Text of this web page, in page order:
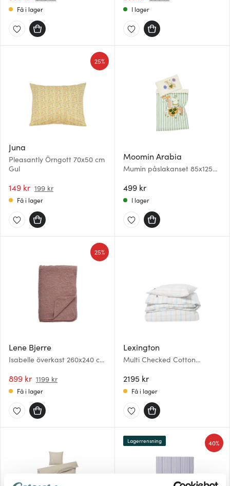
Få i lager I lager
Juna
Pleasantly Örngott 70x50 cm
Gul
149 kr 199 kr
25%
Få i lager
Moomin Arabia
Mumin påslakanset 85x125
499 kr
I lager
Lene Bjerre
Isabelle överkast 260x240 cm
899 kr 1199 kr
25%
Få i lager
Lexington
Multi Checked Cotton
cm vit/multi
2195 kr
Få i lager
40%
Lagerrensning